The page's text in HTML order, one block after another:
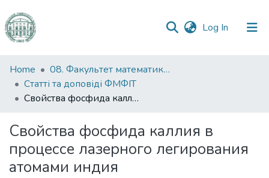
Log In (current)
Communities
&
Collections
Statistics
Home
08. Факультет математики, фізики та інформаційних технологій
Статті та доповіді ФМФІТ
Свойства фосфида каллия в процессе лазерного легирования атомами индия
Свойства фосфида каллия в
процессе лазерного легирования
атомами индия